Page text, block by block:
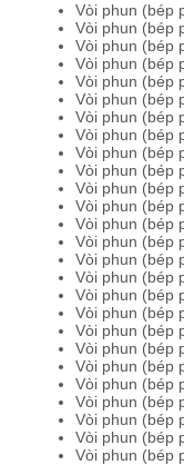
Vòi phun (bép
Vòi phun (bép
Vòi phun (bép
Vòi phun (bép
Vòi phun (bép
Vòi phun (bép
Vòi phun (bép
Vòi phun (bép
Vòi phun (bép
Vòi phun (bép
Vòi phun (bép
Vòi phun (bép
Vòi phun (bép
Vòi phun (bép
Vòi phun (bép
Vòi phun (bép
Vòi phun (bép
Vòi phun (bép
Vòi phun (bép
Vòi phun (bép
Vòi phun (bép
Vòi phun (bép
Vòi phun (bép
Vòi phun (bép
Vòi phun (bép
Vòi phun (bép